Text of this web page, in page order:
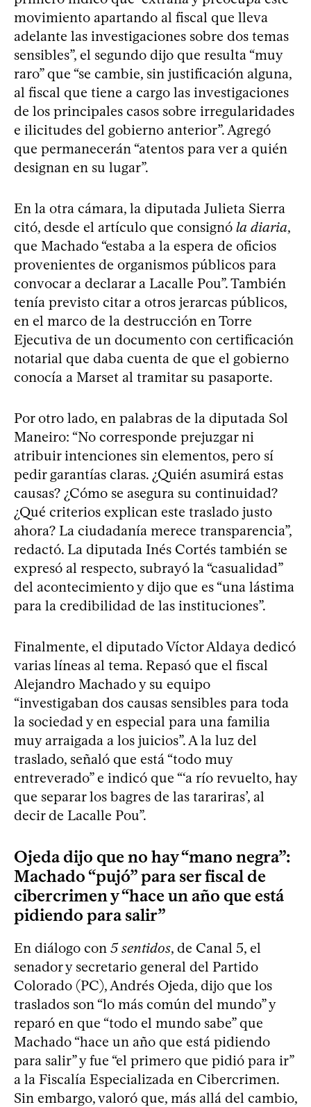
movimiento apartando al fiscal que lleva
adelante las investigaciones sobre dos temas
sensibles”, el segundo dijo que resulta “muy
raro” que “se cambie, sin justificación alguna,
al fiscal que tiene a cargo las investigaciones
de los principales casos sobre irregularidades
e ilicitudes del gobierno anterior”. Agregó
que permanecerán “atentos para ver a quién
designan en su lugar”.
En la otra cámara, la diputada Julieta Sierra
citó, desde el artículo que consignó la diaria,
que Machado “estaba a la espera de oficios
provenientes de organismos públicos para
convocar a declarar a Lacalle Pou”. También
tenía previsto citar a otros jerarcas públicos,
en el marco de la destrucción en Torre
Ejecutiva de un documento con certificación
notarial que daba cuenta de que el gobierno
conocía a Marset al tramitar su pasaporte.
Por otro lado, en palabras de la diputada Sol
Maneiro: “No corresponde prejuzgar ni
atribuir intenciones sin elementos, pero sí
pedir garantías claras. ¿Quién asumirá estas
causas? ¿Cómo se asegura su continuidad?
¿Qué criterios explican este traslado justo
ahora? La ciudadanía merece transparencia”,
redactó. La diputada Inés Cortés también se
expresó al respecto, subrayó la “casualidad”
del acontecimiento y dijo que es “una lástima
para la credibilidad de las instituciones”.
Finalmente, el diputado Víctor Aldaya dedicó
varias líneas al tema. Repasó que el fiscal
Alejandro Machado y su equipo
“investigaban dos causas sensibles para toda
la sociedad y en especial para una familia
muy arraigada a los juicios”. A la luz del
traslado, señaló que está “todo muy
entreverado” e indicó que “‘a río revuelto, hay
que separar los bagres de las tarariras’, al
decir de Lacalle Pou”.
Ojeda dijo que no hay “mano negra”:
Machado “pujó” para ser fiscal de
cibercrimen y “hace un año que está
pidiendo para salir”
En diálogo con 5 sentidos, de Canal 5, el
senador y secretario general del Partido
Colorado (PC), Andrés Ojeda, dijo que los
traslados son “lo más común del mundo” y
reparó en que “todo el mundo sabe” que
Machado “hace un año que está pidiendo
para salir” y fue “el primero que pidió para ir”
a la Fiscalía Especializada en Cibercrimen.
Sin embargo, valoró que, más allá del cambio,